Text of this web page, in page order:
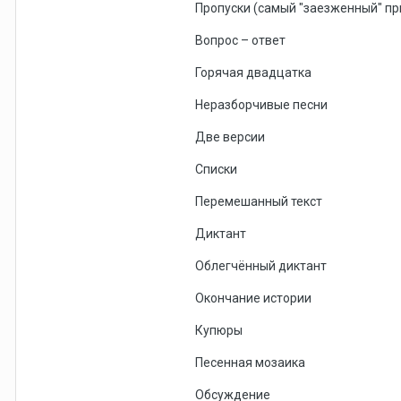
Пропуски (самый "заезженный"
Вопрос – ответ
Горячая двадцатка
Неразборчивые песни
Две версии
Списки
Перемешанный текст
Диктант
Облегчённый диктант
Окончание истории
Купюры
Песенная мозаика
Обсуждение